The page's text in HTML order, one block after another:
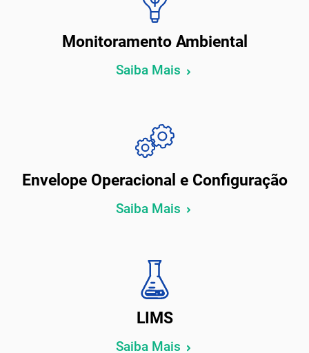
Monitoramento Ambiental
Saiba Mais
Envelope Operacional e Configuração
Saiba Mais
LIMS
Saiba Mais